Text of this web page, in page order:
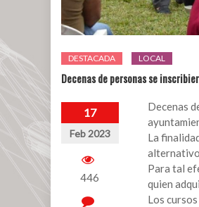
DESTACADA LOCAL
Decenas de personas se
17
Feb 2023
446
Decenas
La
Para tal
quien
Los